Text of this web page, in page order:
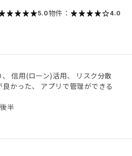
5.0物件： 4.0
信用(ローン)活用、 リスク分散
かった、 アプリで管理ができる
半